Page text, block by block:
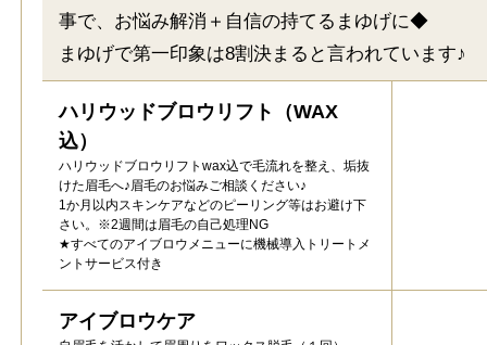
事で、お悩み解消＋自信の持てるまゆげに◆
まゆげで第一印象は8割決まると言われています♪
ハリウッドブロウリフト（WAX
込）
ハリウッドブロウリフトwax込で毛流れを整え、垢抜
けた眉毛へ♪眉毛のお悩みご相談ください♪
1か月以内スキンケアなどのピーリング等はお避け下
さい。※2週間は眉毛の自己処理NG
★すべてのアイブロウメニューに機械導入トリートメ
ントサービス付き
アイブロウケア